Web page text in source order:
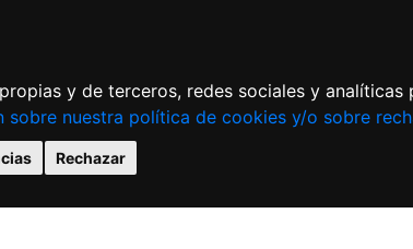
y de terceros, redes sociales y
sobre nuestra política de cookies y/o sobre
Rechazar